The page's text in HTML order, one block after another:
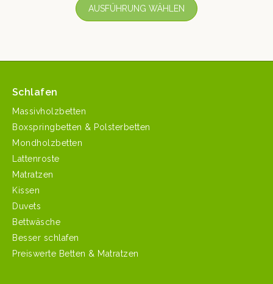
AUSFÜHRUNG WÄHLEN
Schlafen
Massivholzbetten
Boxspringbetten & Polsterbetten
Mondholzbetten
Lattenroste
Matratzen
Kissen
Duvets
Bettwäsche
Besser schlafen
Preiswerte Betten & Matratzen